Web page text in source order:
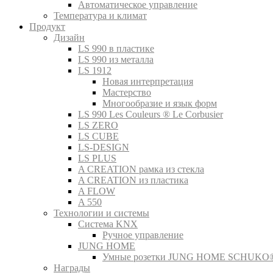
Автоматическое управление
Температура и климат
Продукт
Дизайн
LS 990 в пластике
LS 990 из металла
LS 1912
Новая интерпретация
Мастерство
Многообразие и язык форм
LS 990 Les Couleurs ® Le Corbusier
LS ZERO
LS CUBE
LS-DESIGN
LS PLUS
A CREATION рамка из стекла
A CREATION из пластика
A FLOW
A 550
Технологии и системы
Система KNX
Ручное управление
JUNG HOME
Умные розетки JUNG HOME
Награды